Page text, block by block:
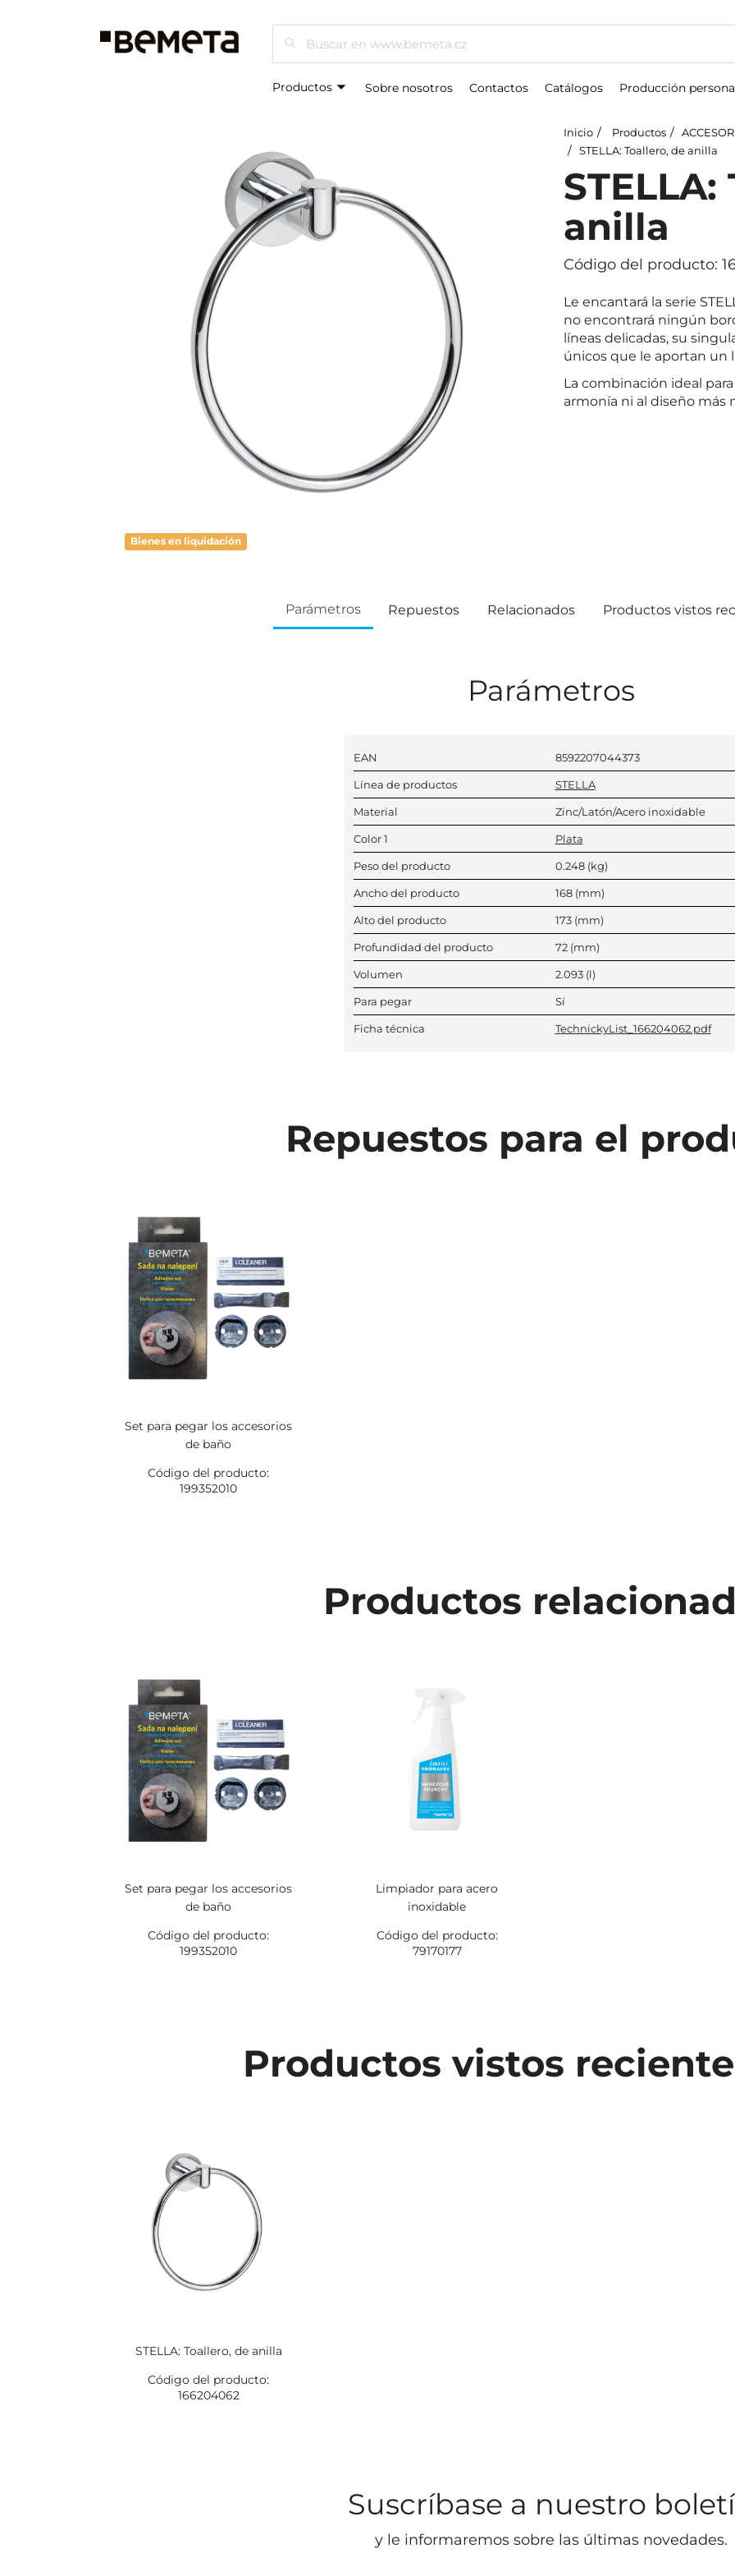
Buscar
Productos Sobre nosotros Contactos Catálogos Producción
Bienes en liquidación
Inicio Productos
STELLA: Toallero, de anilla
anilla
Código del producto:
Le encantará la serie
no encontrará ningún
líneas delicadas, su
únicos que le aportan un
La combinación ideal
armonía ni al diseño más
Parámetros Repuestos Relacionados Productos vistos
Parámetros
EAN 8592207044373
Línea de productos STELLA
Material Zinc/Latón/Acero inoxidable
Color 1 Plata
Peso del producto 0.248 (kg)
Ancho del producto 168 (mm)
Alto del producto 173 (mm)
Profundidad del producto 72 (mm)
Volumen 2.093 (l)
Para pegar Sí
Ficha técnica TechnickyList_166204062.pdf
Repuestos para el
Set para pegar los accesorios
de baño
Código del producto:
199352010
Productos
Set para pegar los accesorios
de baño
Código del producto:
199352010
Limpiador para acero
inoxidable
Código del producto:
79170177
Productos vistos
STELLA: Toallero, de anilla
Código del producto:
166204062
Suscríbase a nuestro
y le informaremos sobre las últimas novedades.